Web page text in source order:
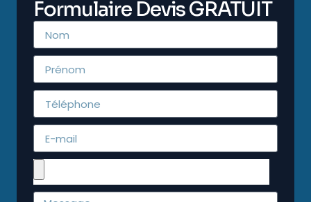
Formulaire Devis GRATUIT